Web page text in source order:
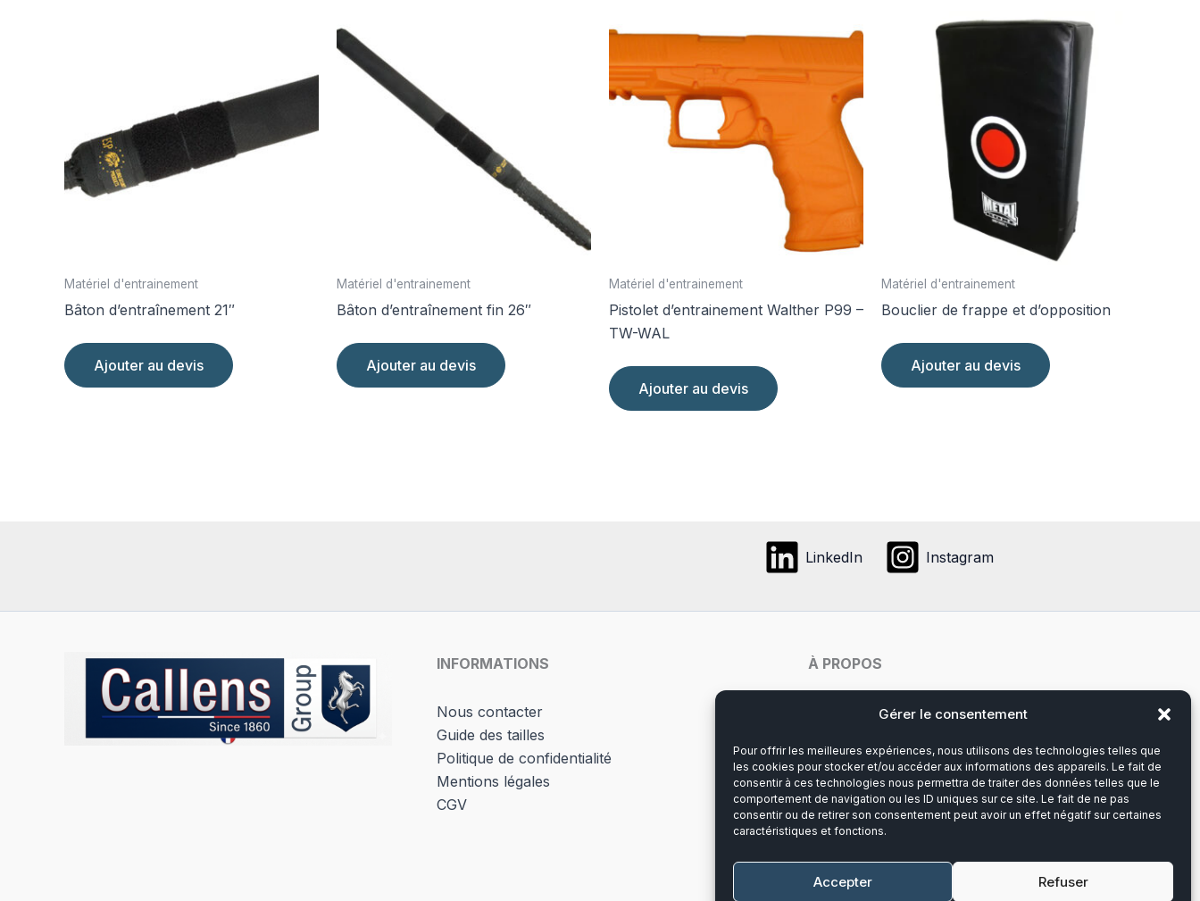
Gérer le consentement
Pour offrir les meilleures expériences, nous utilisons des technologies telles que
les cookies pour stocker et/ou accéder aux informations des appareils. Le fait de
consentir à ces technologies nous permettra de traiter des données telles que le
comportement de navigation ou les ID uniques sur ce site. Le fait de ne pas
consentir ou de retirer son consentement peut avoir un effet négatif sur certaines
caractéristiques et fonctions.
Accepter Refuser
Matériel d'entrainement
Bâton d’entraînement 21″
Ajouter au devis
Matériel d'entrainement
Bâton d’entraînement fin 26″
Ajouter au devis
Matériel d'entrainement
Pistolet d’entrainement Walther P99 –
TW-WAL
Ajouter au devis
Matériel d'entrainement
Bouclier de frappe et d’opposition
Ajouter au devis
LinkedIn Instagram
INFORMATIONS
Nous contacter
Guide des tailles
Politique de confidentialité
Mentions légales
CGV
À PROPOS
Notre histoire
Du lundi au vendredi
8h00-12h30 et 13h30-17h00
Téléphone :
Mail :contact@callens-group.com